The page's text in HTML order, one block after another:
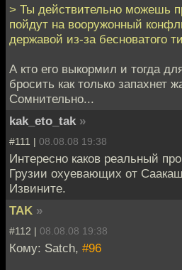
> Ты действительно можешь
пойдут на вооружонный
державой из-за бесноватого
А кто его выкормил и тогда
бросить как только запахнет
Сомнительно...
kak_eto_tak »
#111 | 08.08.08 19:38
Интересно каков реальный
Грузии охуевающих от
Извините.
TAK »
#112 | 08.08.08 19:38
Кому: Satch, #96